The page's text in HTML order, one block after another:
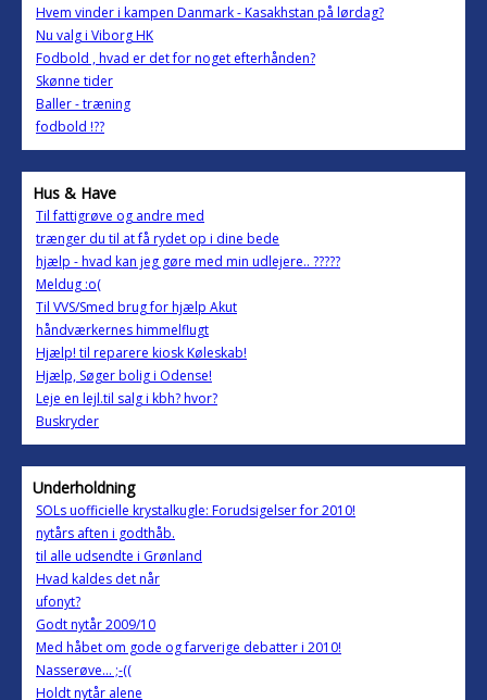
Hvem vinder i kampen Danmark - Kasakhstan på lørdag?
Nu valg i Viborg HK
Fodbold , hvad er det for noget efterhånden?
Skønne tider
Baller - træning
fodbold !??
Hus & Have
Til fattigrøve og andre med
trænger du til at få rydet op i dine bede
hjælp - hvad kan jeg gøre med min udlejere.. ?????
Meldug :o(
Til VVS/Smed brug for hjælp Akut
håndværkernes himmelflugt
Hjælp! til reparere kiosk Køleskab!
Hjælp, Søger bolig i Odense!
Leje en lejl.til salg i kbh? hvor?
Buskryder
Underholdning
SOLs uofficielle krystalkugle: Forudsigelser for 2010!
nytårs aften i godthåb.
til alle udsendte i Grønland
Hvad kaldes det når
ufonyt?
Godt nytår 2009/10
Med håbet om gode og farverige debatter i 2010!
Nasserøve... ;-((
Holdt nytår alene